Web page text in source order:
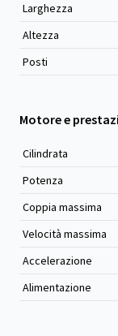
Larghezza
Altezza
Posti
Motore e
Cilindrata
Potenza
Coppia massima
Velocità massima
Accelerazione
Alimentazione